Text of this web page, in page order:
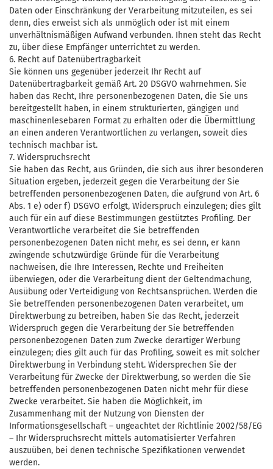
Daten oder Einschränkung der Verarbeitung mitzuteilen, es sei
denn, dies erweist sich als unmöglich oder ist mit einem
unverhältnismäßigen Aufwand verbunden. Ihnen steht das Recht
zu, über diese Empfänger unterrichtet zu werden.
6. Recht auf Datenübertragbarkeit
Sie können uns gegenüber jederzeit Ihr Recht auf
Datenübertragbarkeit gemäß Art. 20 DSGVO wahrnehmen. Sie
haben das Recht, Ihre personenbezogenen Daten, die Sie uns
bereitgestellt haben, in einem strukturierten, gängigen und
maschinenlesebaren Format zu erhalten oder die Übermittlung
an einen anderen Verantwortlichen zu verlangen, soweit dies
technisch machbar ist.
7. Widerspruchsrecht
Sie haben das Recht, aus Gründen, die sich aus ihrer besonderen
Situation ergeben, jederzeit gegen die Verarbeitung der Sie
betreffenden personenbezogenen Daten, die aufgrund von Art. 6
Abs. 1 e) oder f) DSGVO erfolgt, Widerspruch einzulegen; dies gilt
auch für ein auf diese Bestimmungen gestütztes Profiling. Der
Verantwortliche verarbeitet die Sie betreffenden
personenbezogenen Daten nicht mehr, es sei denn, er kann
zwingende schutzwürdige Gründe für die Verarbeitung
nachweisen, die Ihre Interessen, Rechte und Freiheiten
überwiegen, oder die Verarbeitung dient der Geltendmachung,
Ausübung oder Verteidigung von Rechtsansprüchen. Werden die
Sie betreffenden personenbezogenen Daten verarbeitet, um
Direktwerbung zu betreiben, haben Sie das Recht, jederzeit
Widerspruch gegen die Verarbeitung der Sie betreffenden
personenbezogenen Daten zum Zwecke derartiger Werbung
einzulegen; dies gilt auch für das Profiling, soweit es mit solcher
Direktwerbung in Verbindung steht. Widersprechen Sie der
Verarbeitung für Zwecke der Direktwerbung, so werden die Sie
betreffenden personenbezogenen Daten nicht mehr für diese
Zwecke verarbeitet. Sie haben die Möglichkeit, im
Zusammenhang mit der Nutzung von Diensten der
Informationsgesellschaft – ungeachtet der Richtlinie 2002/58/EG
– Ihr Widerspruchsrecht mittels automatisierter Verfahren
auszuüben, bei denen technische Spezifikationen verwendet
werden.